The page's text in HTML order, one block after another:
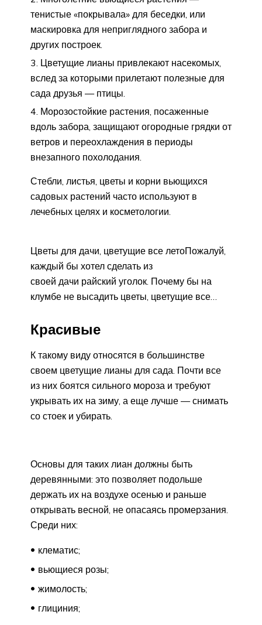
тенистые «покрывала» для беседки, или
маскировка для неприглядного забора и
других построек.
Цветущие лианы привлекают насекомых,
вслед за которыми прилетают полезные для
сада друзья — птицы.
Морозостойкие растения, посаженные
вдоль забора, защищают огородные грядки от
ветров и переохлаждения в периоды
внезапного похолодания.
Стебли, листья, цветы и корни вьющихся
садовых растений часто используют в
лечебных целях и косметологии.
Цветы для дачи, цветущие все летоПожалуй,
каждый бы хотел сделать из
своей дачи райский уголок. Почему бы на
клумбе не высадить цветы, цветущие все…
Красивые
К такому виду относятся в большинстве
своем цветущие лианы для сада. Почти все
из них боятся сильного мороза и требуют
укрывать их на зиму, а еще лучше — снимать
со стоек и убирать.
Основы для таких лиан должны быть
деревянными: это позволяет подольше
держать их на воздухе осенью и раньше
открывать весной, не опасаясь промерзания.
Среди них:
клематис;
вьющиеся розы;
жимолость;
глициния;